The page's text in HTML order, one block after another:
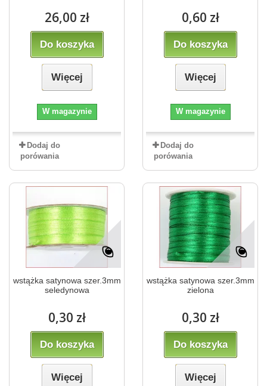
26,00 zł
Do koszyka
Więcej
W magazynie
Dodaj do
porówania
0,60 zł
Do koszyka
Więcej
W magazynie
Dodaj do
porówania
wstążka satynowa szer.3mm
seledynowa
0,30 zł
Do koszyka
Więcej
wstążka satynowa szer.3mm
zielona
0,30 zł
Do koszyka
Więcej